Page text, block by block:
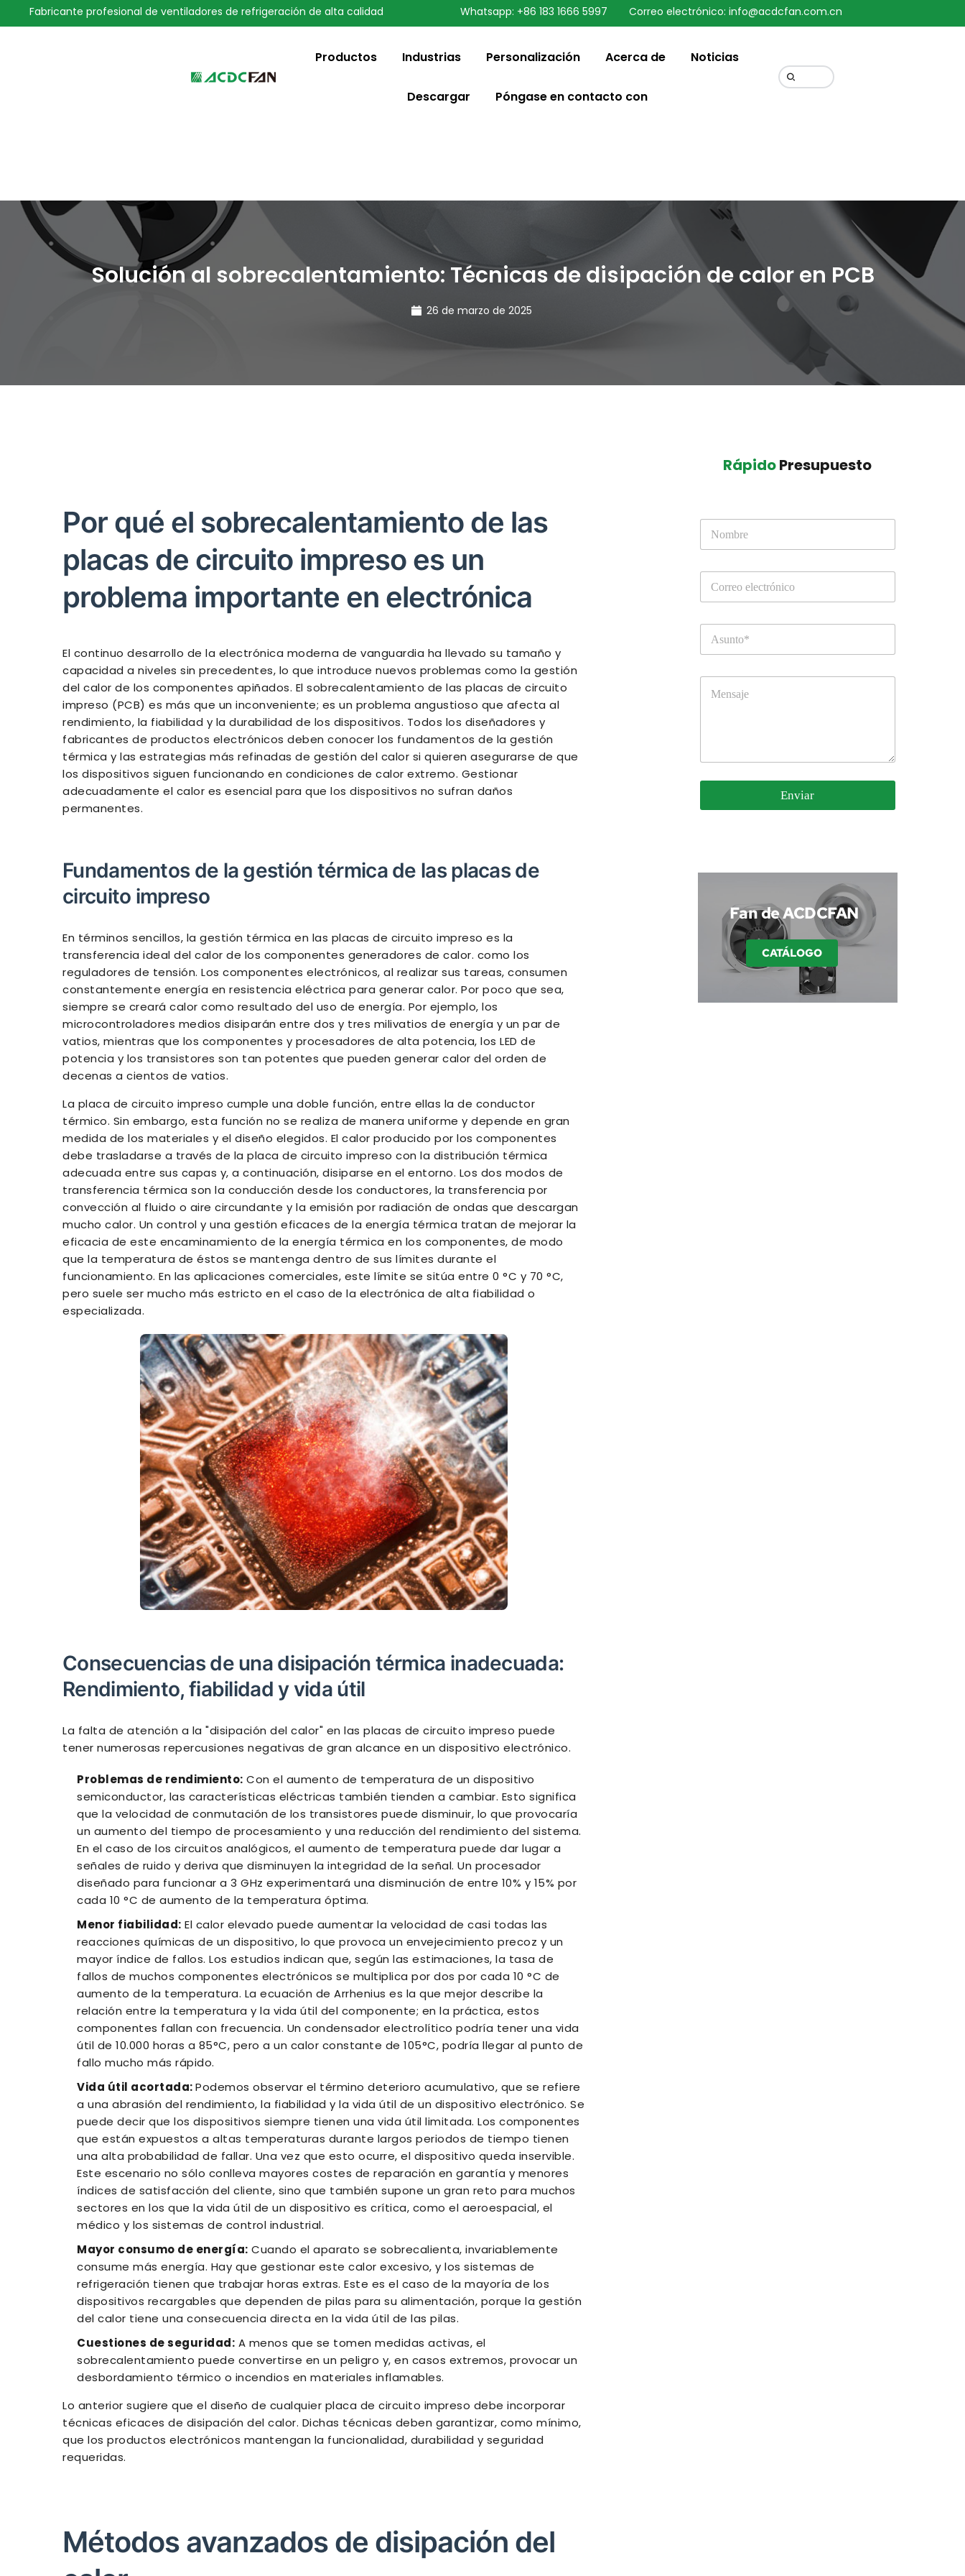
We've detected you might be speaking a different
Fabricante profesional de ventiladores de refrigeración de alta calidad Whatsapp: +86 183 1666 5997 Correo electrónico: info@acdcfan.com.cn
Productos Industrias Personalización Acerca de Noticias
Descargar Póngase en contacto con
Solución al sobrecalentamiento: Técnicas de disipación de calor en PCB
26 de marzo de 2025
Por qué el sobrecalentamiento de las
placas de circuito impreso es un
problema importante en electrónica
El continuo desarrollo de la electrónica moderna de vanguardia ha llevado su tamaño y
capacidad a niveles sin precedentes, lo que introduce nuevos problemas como la gestión
del calor de los componentes apiñados. El sobrecalentamiento de las placas de circuito
impreso (PCB) es más que un inconveniente; es un problema angustioso que afecta al
rendimiento, la fiabilidad y la durabilidad de los dispositivos. Todos los diseñadores y
fabricantes de productos electrónicos deben conocer los fundamentos de la gestión
térmica y las estrategias más refinadas de gestión del calor si quieren asegurarse de que
los dispositivos siguen funcionando en condiciones de calor extremo. Gestionar
adecuadamente el calor es esencial para que los dispositivos no sufran daños
permanentes.
Fundamentos de la gestión térmica de las placas de
circuito impreso
En términos sencillos, la gestión térmica en las placas de circuito impreso es la
transferencia ideal del calor de los componentes generadores de calor. como los
reguladores de tensión. Los componentes electrónicos, al realizar sus tareas, consumen
constantemente energía en resistencia eléctrica para generar calor. Por poco que sea,
siempre se creará calor como resultado del uso de energía. Por ejemplo, los
microcontroladores medios disiparán entre dos y tres milivatios de energía y un par de
vatios, mientras que los componentes y procesadores de alta potencia, los LED de
potencia y los transistores son tan potentes que pueden generar calor del orden de
decenas a cientos de vatios.
La placa de circuito impreso cumple una doble función, entre ellas la de conductor
térmico. Sin embargo, esta función no se realiza de manera uniforme y depende en gran
medida de los materiales y el diseño elegidos. El calor producido por los componentes
debe trasladarse a través de la placa de circuito impreso con la distribución térmica
adecuada entre sus capas y, a continuación, disiparse en el entorno. Los dos modos de
transferencia térmica son la conducción desde los conductores, la transferencia por
convección al fluido o aire circundante y la emisión por radiación de ondas que descargan
mucho calor. Un control y una gestión eficaces de la energía térmica tratan de mejorar la
eficacia de este encaminamiento de la energía térmica en los componentes, de modo
que la temperatura de éstos se mantenga dentro de sus límites durante el
funcionamiento. En las aplicaciones comerciales, este límite se sitúa entre 0 °C y 70 °C,
pero suele ser mucho más estricto en el caso de la electrónica de alta fiabilidad o
especializada.
Consecuencias de una disipación térmica inadecuada:
Rendimiento, fiabilidad y vida útil
La falta de atención a la "disipación del calor" en las placas de circuito impreso puede
tener numerosas repercusiones negativas de gran alcance en un dispositivo electrónico.
Problemas de rendimiento: Con el aumento de temperatura de un dispositivo
semiconductor, las características eléctricas también tienden a cambiar. Esto significa
que la velocidad de conmutación de los transistores puede disminuir, lo que provocaría
un aumento del tiempo de procesamiento y una reducción del rendimiento del sistema.
En el caso de los circuitos analógicos, el aumento de temperatura puede dar lugar a
señales de ruido y deriva que disminuyen la integridad de la señal. Un procesador
diseñado para funcionar a 3 GHz experimentará una disminución de entre 10% y 15% por
cada 10 °C de aumento de la temperatura óptima.
Menor fiabilidad: El calor elevado puede aumentar la velocidad de casi todas las
reacciones químicas de un dispositivo, lo que provoca un envejecimiento precoz y un
mayor índice de fallos. Los estudios indican que, según las estimaciones, la tasa de
fallos de muchos componentes electrónicos se multiplica por dos por cada 10 °C de
aumento de la temperatura. La ecuación de Arrhenius es la que mejor describe la
relación entre la temperatura y la vida útil del componente; en la práctica, estos
componentes fallan con frecuencia. Un condensador electrolítico podría tener una vida
útil de 10.000 horas a 85°C, pero a un calor constante de 105°C, podría llegar al punto de
fallo mucho más rápido.
Vida útil acortada:Podemos observar el término deterioro acumulativo, que se refiere
a una abrasión del rendimiento, la fiabilidad y la vida útil de un dispositivo electrónico. Se
puede decir que los dispositivos siempre tienen una vida útil limitada. Los componentes
que están expuestos a altas temperaturas durante largos periodos de tiempo tienen
una alta probabilidad de fallar. Una vez que esto ocurre, el dispositivo queda inservible.
Este escenario no sólo conlleva mayores costes de reparación en garantía y menores
índices de satisfacción del cliente, sino que también supone un gran reto para muchos
sectores en los que la vida útil de un dispositivo es crítica, como el aeroespacial, el
médico y los sistemas de control industrial.
Mayor consumo de energía: Cuando el aparato se sobrecalienta, invariablemente
consume más energía. Hay que gestionar este calor excesivo, y los sistemas de
refrigeración tienen que trabajar horas extras. Este es el caso de la mayoría de los
dispositivos recargables que dependen de pilas para su alimentación, porque la gestión
del calor tiene una consecuencia directa en la vida útil de las pilas.
Cuestiones de seguridad: A menos que se tomen medidas activas, el
sobrecalentamiento puede convertirse en un peligro y, en casos extremos, provocar un
desbordamiento térmico o incendios en materiales inflamables.
Lo anterior sugiere que el diseño de cualquier placa de circuito impreso debe incorporar
técnicas eficaces de disipación del calor. Dichas técnicas deben garantizar, como mínimo,
que los productos electrónicos mantengan la funcionalidad, durabilidad y seguridad
requeridas.
Métodos avanzados de disipación del
Rápido Presupuesto
Enviar
Fan de ACDCFAN
CATÁLOGO